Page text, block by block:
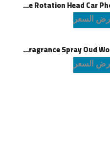
Powerology Logan Magsafe 360 Degree Rotation Head Car Phone Holder - Black
السعر
Green Lion Fragrance Spray Oud Wood 300mL - Brown
السعر